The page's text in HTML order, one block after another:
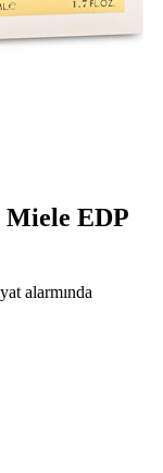
Miele EDP
alarmında